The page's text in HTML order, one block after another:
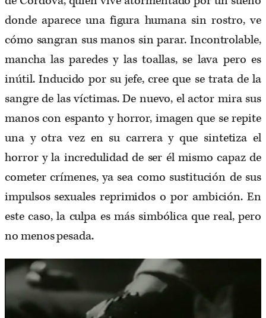
donde aparece una figura humana sin rostro, ve
cómo sangran sus manos sin parar. Incontrolable,
mancha las paredes y las toallas, se lava pero es
inútil. Inducido por su jefe, cree que se trata de la
sangre de las víctimas. De nuevo, el actor mira sus
manos con espanto y horror, imagen que se repite
una y otra vez en su carrera y que sintetiza el
horror y la incredulidad de ser él mismo capaz de
cometer crímenes, ya sea como sustitución de sus
impulsos sexuales reprimidos o por ambición. En
este caso, la culpa es más simbólica que real, pero
no menos pesada.